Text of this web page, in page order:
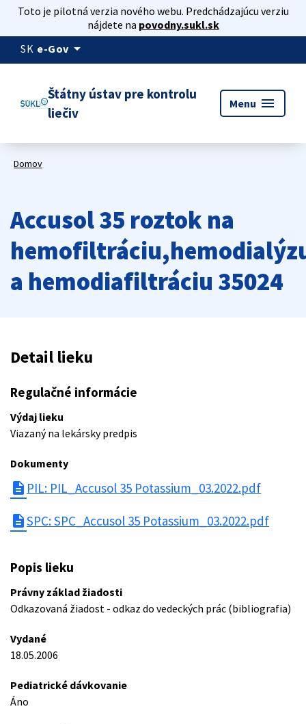
Toto je pilotná verzia nového webu. Predchádzajúcu verziu
nájdete na povodny.sukl.sk
SK e-Gov arrow_drop_down
Štátny ústav pre kontrolu
liečiv
Menu menu
Domov
Accusol 35 roztok na
a hemodiafiltráciu 35024
Detail lieku
Regulačné informácie
Výdaj lieku
Viazaný na lekársky predpis
Dokumenty
description PIL: PIL_Accusol 35 Potassium_03.2022.pdf
descriptionSPC: SPC_Accusol 35 Potassium_03.2022.pdf
Popis lieku
Právny základ žiadosti
Odkazovaná žiadost - odkaz do vedeckých prác (bibliografia)
Vydané
18.05.2006
Pediatrické dávkovanie
Áno